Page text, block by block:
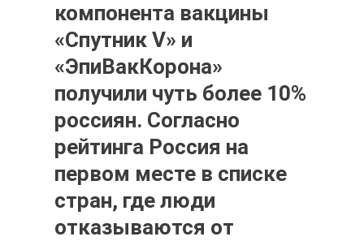
компонента вакцины
«Спутник V» и
«ЭпиВакКорона»
получили чуть более 10%
россиян. Согласно
рейтинга Россия на
первом месте в списке
стран, где люди
отказываются от